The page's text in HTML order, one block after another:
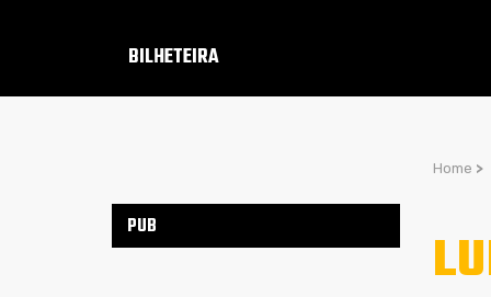
BILHETEIRA
Home >
PUB